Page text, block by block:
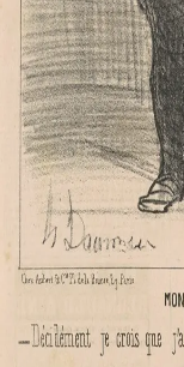
Je crois pouvoir dire,
Charmé de se voir
Un Monsieur qu'on
C'est tout d'même
At the Gallery Drouot
L'Artiste m'a
Monsieur Berryer